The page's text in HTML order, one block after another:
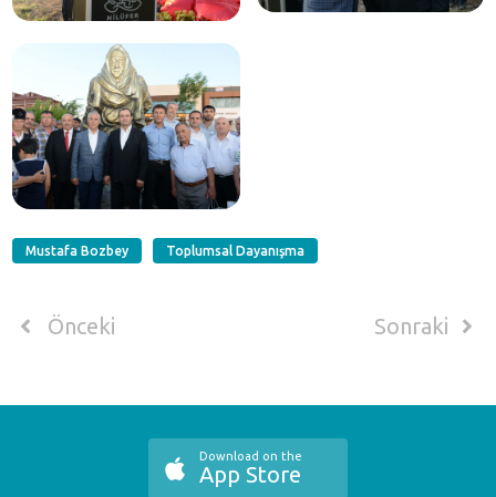
Mustafa Bozbey Toplumsal Dayanışma
Önceki Sonraki
Download on the
App Store